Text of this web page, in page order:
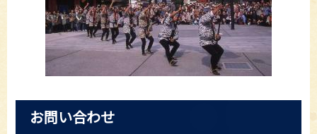
お問い合わせ